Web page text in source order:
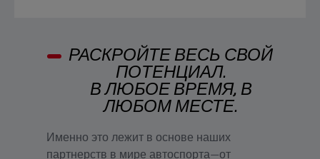
РАСКРОЙТЕ ВЕСЬ СВОЙ
ПОТЕНЦИАЛ.
В ЛЮБОЕ ВРЕМЯ, В
ЛЮБОМ МЕСТЕ.
Именно это лежит в основе наших
партнерств в мире автоспорта—от